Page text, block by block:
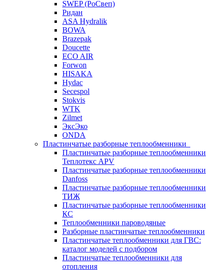
SWEP (РоСвеп)
Ридан
ASA Hydralik
BOWA
Brazepak
Doucette
ECO AIR
Forwon
HISAKA
Hydac
Secespol
Stokvis
WTK
Zilmet
ЭксЭко
ONDA
Пластинчатые разборные теплообменники
Пластинчатые разборные теплообменники
Теплотекс APV
Пластинчатые разборные теплообменники
Danfoss
Пластинчатые разборные теплообменники
ТИЖ
Пластинчатые разборные теплообменники
КC
Теплообменники пароводяные
Разборные пластинчатые теплообменники
Пластинчатые теплообменники для ГВС:
каталог моделей с подбором
Пластинчатые теплообменники для
отопления